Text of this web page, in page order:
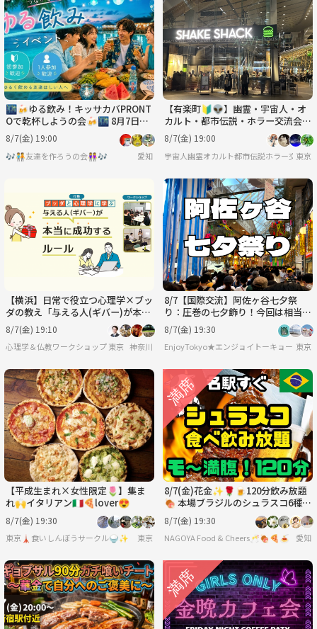
🌃🍻ゆる飲み！キッサカバPRONT
Oで乾杯しようの会🍻🌃 8月7日
(金)19時〜
8/7(金) 19:00
🎶🧑‍🤝‍🧑友達を作ろうの会👭🎶 愛知
【有楽町🔰👽】幽霊・宇宙人・オ
カルト・都市伝説・ホラー交流会
☕️途中参加可♪
8/7(金) 19:00
宇宙人幽霊オカルト都市伝説ホラー交流会
東京
【横浜】日常で役立つ心理学×ブッ
ダの教え「与える人(ギバー)が本当
に成功するルール」ワークショップ
8/7(金) 19:10
心理学＆仏教ワークショップ 東京 神奈川
8/7【国際交流】阿佐ヶ谷七夕祭
り：圧巻の七夕飾り！今回は相当国
際交流。男性〆切【あと3名】
8/7(金) 19:30
EnjoyTokyo★エンジョイトーキョー 〜
東京
【平成生まれ×女性限定🌷】集ま
れ🙌イタリアン🇮🇹🍕lover😍
8/7(金) 19:30
東京🗼食いしんぼうサークル🍚✨ 東京
8/7(金)花金✨🌹🍺120分飲み放題
🍖 本場ブラジルのシュラスコ6種＋
ビュッフェ食べ放題＆ブラジルプリ
ン付🍮
8/7(金) 19:30
NAGOYA Food & Cheers🥂🍖🍕🍝 愛知